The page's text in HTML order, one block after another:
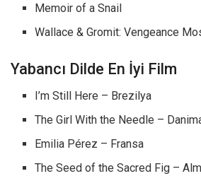
Memoir of a Snail
Wallace & Gromit: Vengeance
Yabancı Dilde En İyi Film
I’m Still Here – Brezilya
The Girl With the Needle –
Emilia Pérez – Fransa
The Seed of the Sacred Fig –